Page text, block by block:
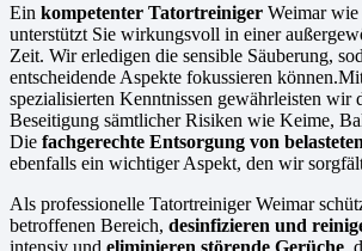
Ein kompetenter Tatortreiniger Weimar
unterstützt Sie wirkungsvoll in einer
Zeit. Wir erledigen die sensible Säuberung,
entscheidende Aspekte fokussieren
spezialisierten Kenntnissen gewährleisten wir
Beseitigung sämtlicher Risiken wie Keime,
Die fachgerechte Entsorgung von
ebenfalls ein wichtiger Aspekt, den wir
Als professionelle Tatortreiniger Weimar
betroffenen Bereich, desinfizieren und
intensiv und eliminieren störende Gerüche ,